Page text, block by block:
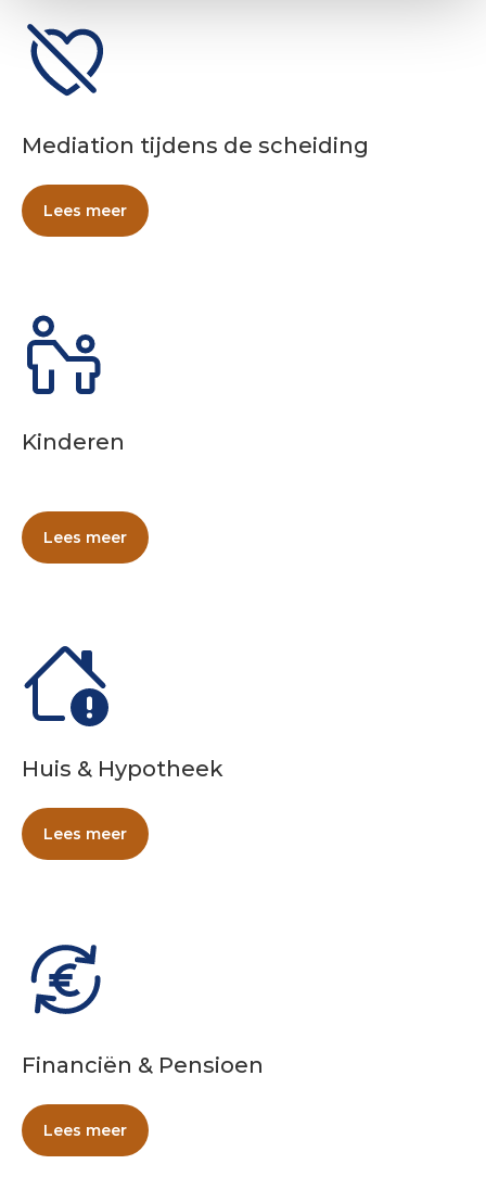
Mediation tijdens de scheiding
Lees meer
Kinderen
Lees meer
Huis & Hypotheek
Lees meer
Financiën & Pensioen
Lees meer